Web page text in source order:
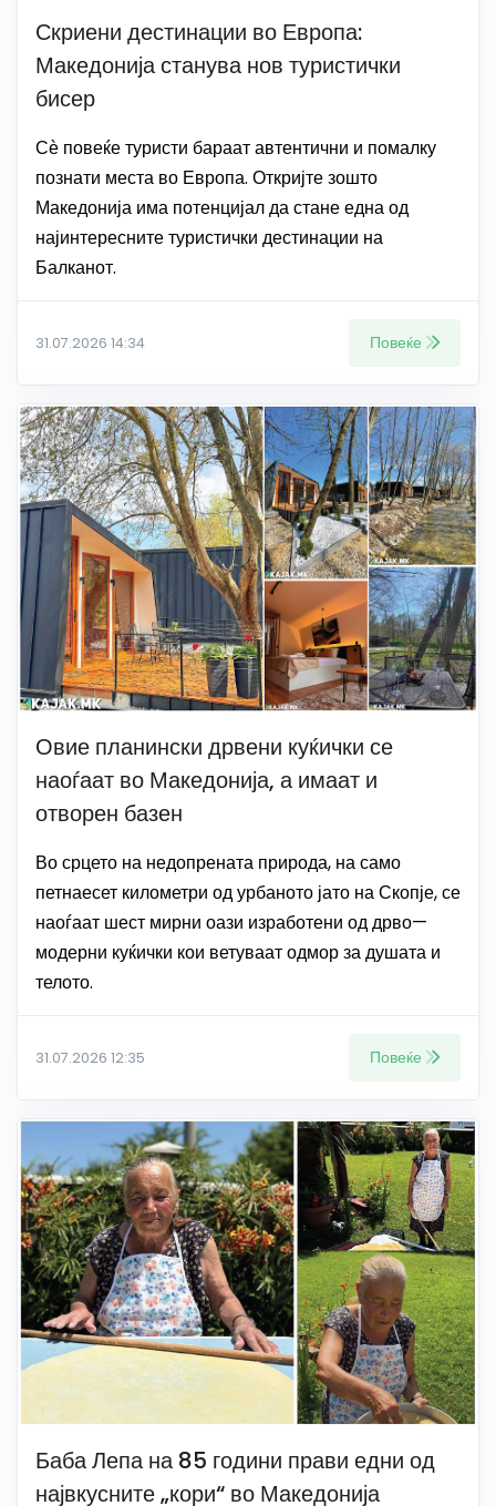
Скриени дестинации во Европа:
Македонија станува нов туристички
бисер
Сѐ повеќе туристи бараат автентични и помалку
познати места во Европа. Откријте зошто
Македонија има потенцијал да стане една од
најинтересните туристички дестинации на
Балканот.
31.07.2026 14:34 Повеќе
Овие планински дрвени куќички се
наоѓаат во Македонија, а имаат и
отворен базен
Во срцето на недопрената природа, на само
петнаесет километри од урбаното јато на Скопје, се
наоѓаат шест мирни оази изработени од дрво—
модерни куќички кои ветуваат одмор за душата и
телото.
31.07.2026 12:35 Повеќе
Баба Лепа на 85 години прави едни од
највкусните „кори“ во Македонија